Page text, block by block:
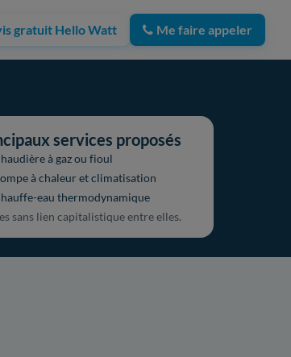
gratuit Hello Watt Me faire appeler
services proposés
à gaz ou fioul
à chaleur et climatisation
eau thermodynamique
sans lien capitalistique entre elles.